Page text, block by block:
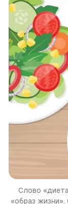
Слово
«образ